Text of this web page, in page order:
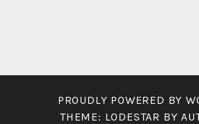
PROUDLY POWERED BY
THEME: LODESTAR BY